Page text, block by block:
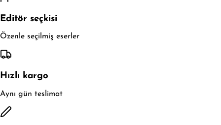
Editör seçkisi
Özenle seçilmiş eserler
Hızlı kargo
Aynı gün teslimat